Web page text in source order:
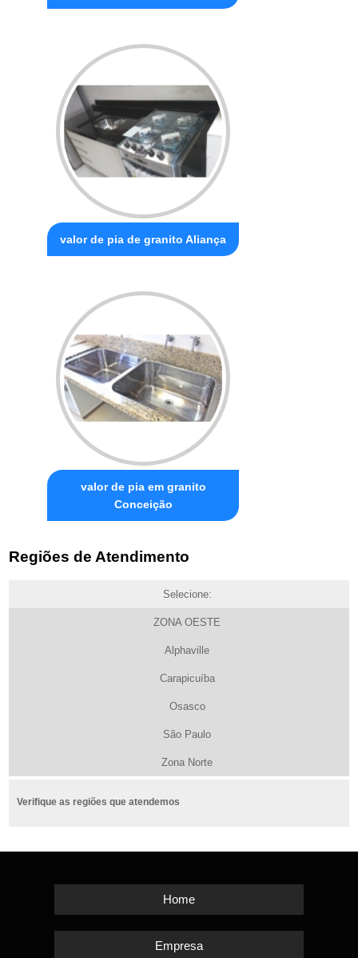
valor de pia de granito Aliança
valor de pia em granito
Conceição
Regiões de Atendimento
Selecione:
ZONA OESTE
Alphaville
Carapicuíba
Osasco
São Paulo
Zona Norte
Verifique as regiões que atendemos
Home
Empresa